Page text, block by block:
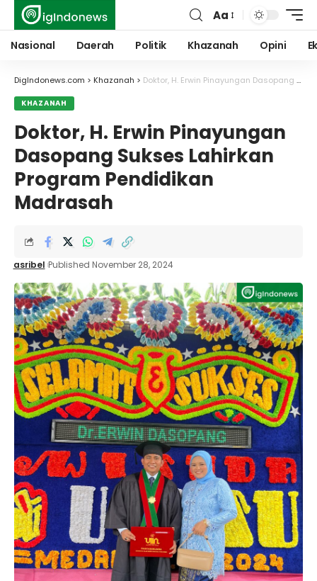
Font
Resizer
Aa
Nasional Daerah Politik Khazanah Opini
DigIndonews.com > Khazanah > Doktor, H. Erwin Pinayungan Dasopang Sukses Lahirkan Program Pendidikan Madrasah
KHAZANAH
Doktor, H. Erwin Pinayungan
Dasopang Sukses Lahirkan
Program Pendidikan
Madrasah
asribel Published November 28, 2024